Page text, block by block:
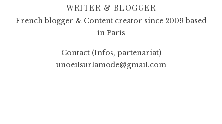
WRITER & BLOGGER
French blogger & Content creator since 2009 based
in Paris
Contact (Infos, partenariat)
unoeilsurlamode@gmail.com